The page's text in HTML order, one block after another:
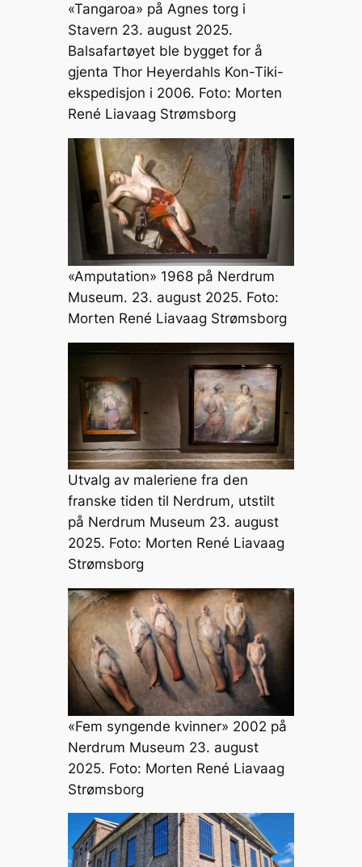
«Tangaroa» på Agnes torg i
Stavern 23. august 2025.
Balsafartøyet ble bygget for å
gjenta Thor Heyerdahls Kon-Tiki-
ekspedisjon i 2006. Foto: Morten
René Liavaag Strømsborg
«Amputation» 1968 på Nerdrum
Museum. 23. august 2025. Foto:
Morten René Liavaag Strømsborg
Utvalg av maleriene fra den
franske tiden til Nerdrum, utstilt
på Nerdrum Museum 23. august
2025. Foto: Morten René Liavaag
Strømsborg
«Fem syngende kvinner» 2002 på
Nerdrum Museum 23. august
2025. Foto: Morten René Liavaag
Strømsborg